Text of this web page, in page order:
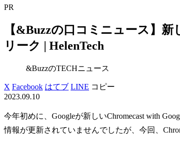
PR
【&Buzzの口コミニュース】
リーク | HelenTech
&BuzzのTECHニュース
X Facebook はてブ LINE コピー
2023.09.10
今年初めに、Googleが新しいChromecast with
情報が更新されていませんでしたが、今回、